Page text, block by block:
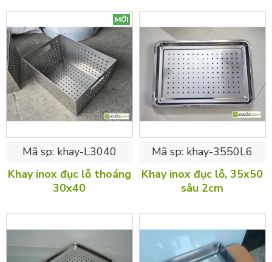
MỚI
Mã sp: khay-L3040
Khay inox đục lỗ thoáng
30x40
Mã sp: khay-3550L6
Khay inox đục lỗ, 35x50
sâu 2cm